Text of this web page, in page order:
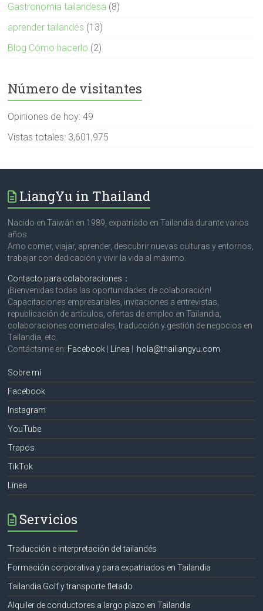
Gastronomía tailandesa (8)
aprender tailandés (13)
Blog Cómo hacerlo (2)
Número de visitantes
Opiniones de hoy:49
Vistas totales: 3,601,975
LiangYu in Thailand
Nacido en Taiwán en 1989, expatriado en Tailandia durante varios
años.
Amo comer, viajar, aprender, descubrir nuevas culturas y entornos,
trabajar con dedicación y vivir la vida al máximo.
Contacto para colaboraciones ：
¡Bienvenidas todas las oportunidades de colaboración!
Capacitaciones empresariales, invitaciones a entrevistas,
republicación de artículos, ofertas de empleo en Tailandia,
colaboraciones comerciales, traducción y gestión de negocios en
Tailandia, etc.
Contáctame en: Facebook Línea hola@thailiangyu.com
Sobre mí
Facebook
Instagram
YouTube
Trapos
TikTok
Línea
Servicios
Traducción e interpretación del tailandés
Formación corporativa y para expatriados en Tailandia
Tailandia Golf y transporte fletado
Alquiler de conductores a largo plazo en Tailandia